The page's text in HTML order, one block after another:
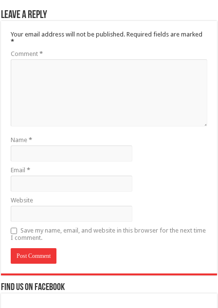
Leave a Reply
Your email address will not be published. Required fields are marked
*
Comment*
Name*
Email*
Website
Save my name, email, and website in this browser for the next time
I comment.
Find us on Facebook